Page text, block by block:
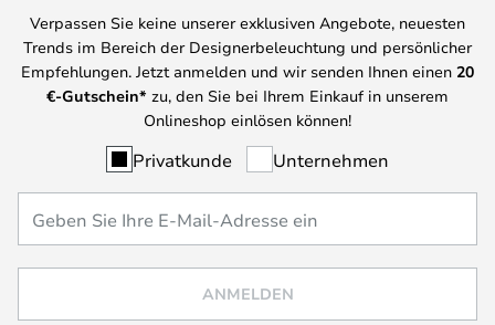
Verpassen Sie keine unserer exklusiven Angebote, neuesten
Trends im Bereich der Designerbeleuchtung und persönlicher
Empfehlungen. Jetzt anmelden und wir senden Ihnen einen 20
€-Gutschein* zu, den Sie bei Ihrem Einkauf in unserem
Onlineshop einlösen können!
Privatkunde Unternehmen
ANMELDEN